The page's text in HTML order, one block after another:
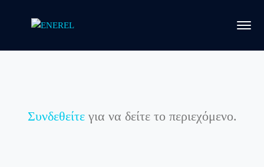
Συνδεθείτεγια να δείτε το περιεχόμενο.